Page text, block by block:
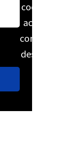
cochez pour
accepter la
conservation
des données